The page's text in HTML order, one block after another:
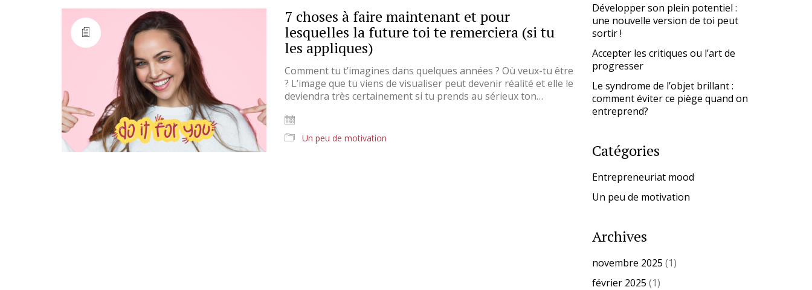
7 choses à faire maintenant et pour
lesquelles la future toi te remerciera (si tu
les appliques)
Comment tu t’imagines dans quelques années ? Où veux-tu être
? L’image que tu viens de visualiser peut devenir réalité et elle le
deviendra très certainement si tu prends au sérieux ton…
Un peu de motivation
Développer son plein potentiel :
une nouvelle version de toi peut
sortir !
Accepter les critiques ou l’art de
progresser
Le syndrome de l’objet brillant :
comment éviter ce piège quand on
entreprend?
Catégories
Entrepreneuriat mood
Un peu de motivation
Archives
novembre 2025 (1)
février 2025 (1)